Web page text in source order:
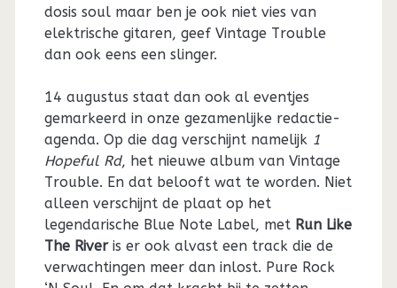
dosis soul maar ben je ook niet vies van
elektrische gitaren, geef Vintage Trouble
dan ook eens een slinger.
14 augustus staat dan ook al eventjes
gemarkeerd in onze gezamenlijke redactie-
agenda. Op die dag verschijnt namelijk 1
Hopeful Rd, het nieuwe album van Vintage
Trouble. En dat belooft wat te worden. Niet
alleen verschijnt de plaat op het
legendarische Blue Note Label, met Run Like
The Riveris er ook alvast een track die de
verwachtingen meer dan inlost. Pure Rock